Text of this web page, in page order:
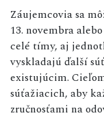
Záujemcovia sa
13. novembra
celé tímy, aj
vyskladajú ďalší
existujúcim.
súťažiacich, aby
zručnosťami na